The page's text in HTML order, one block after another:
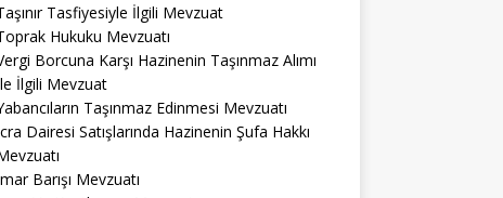
Tasfiyesiyle İlgili Mevzuat
Hukuku Mevzuatı
Borcuna Karşı Hazinenin Taşınmaz Alımı
İlgili Mevzuat
Taşınmaz Edinmesi Mevzuatı
Dairesi Satışlarında Hazinenin Şufa Hakkı
Barışı Mevzuatı